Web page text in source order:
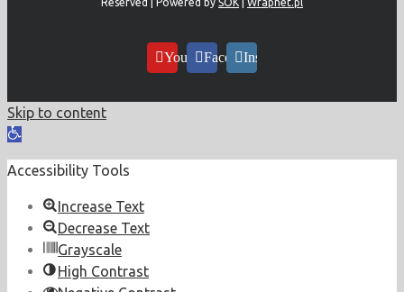
Reserved | Powered by ŚOK Wrapnet.pl
YouTubeFacebookInstagram
Skip to content
Open
Accessibility Tools
Increase Text
Decrease Text
Grayscale
High Contrast